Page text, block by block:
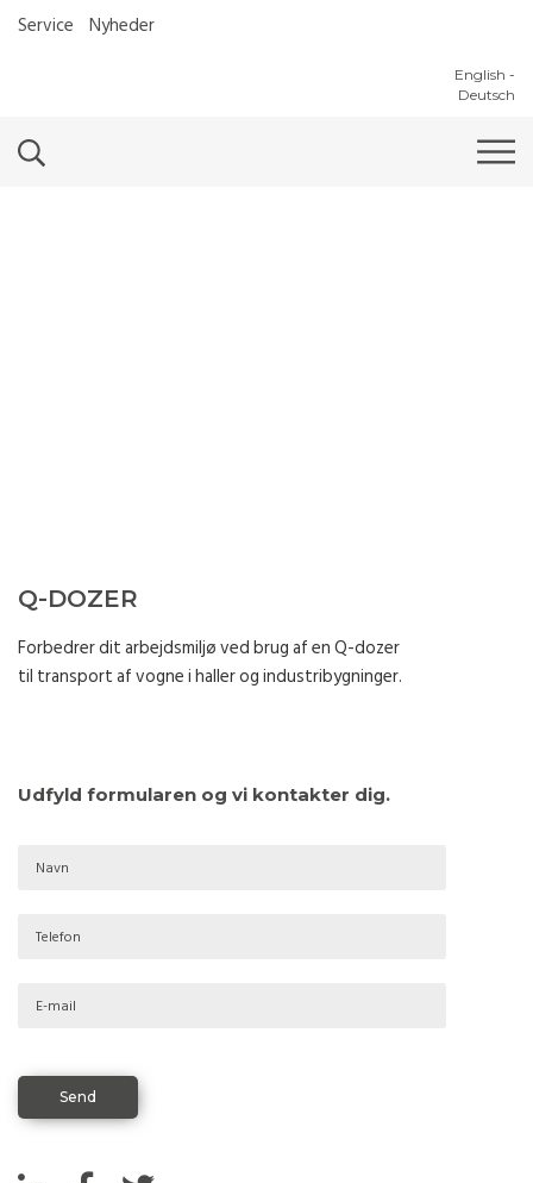
Service Nyheder
English -
Deutsch
Q-DOZER
Forbedrer dit arbejdsmiljø ved brug af en Q-dozer
til transport af vogne i haller og industribygninger.
Udfyld formularen og vi kontakter dig.